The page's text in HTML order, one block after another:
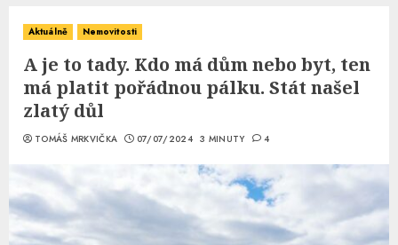
Aktuálně Nemovitosti
A je to tady. Kdo má dům nebo byt, ten
má platit pořádnou pálku. Stát našel
zlatý důl
TOMÁŠ MRKVIČKA 07/07/2024 3 MINUTY 4